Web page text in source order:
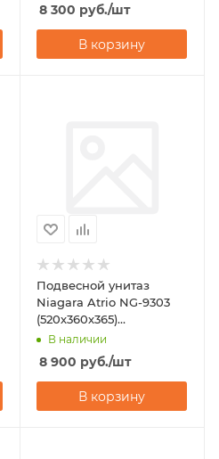
8 300 руб./шт
В корзину
Подвесной унитаз
Niagara Atrio NG-9303
(520х360х365)
горизонтальный выпуск
В наличии
8 900 руб./шт
В корзину